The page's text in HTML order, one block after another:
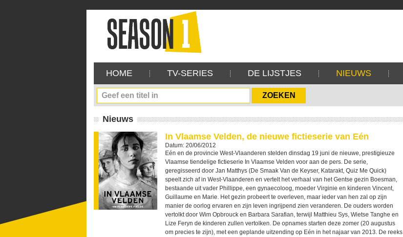
HOME TV-SERIES DE LIJSTJES NIEUWS
Nieuws
In Vlaamse Velden, de nieuwe fictieserie van Eén
Datum: 20/06/2012
Eén en de provincie West-Vlaanderen stelden dinsdag 19 juni de nieuwe, prestigieuze
Vlaamse tiendelige fictieserie In Vlaamse Velden voor aan de pers. De serie,
geregisseerd door Jan Matthys (De Smaak Van de Keyser, Katarakt, Quiz Me Quick)
speelt zich af in West-Vlaanderen en vertelt het verhaal van het Gentse gezin Boesman,
bestaande uit vader Phillippe, een gynaecoloog, moeder Virginie en kinderen Vincent,
Guillaume en Marie. Het gezin probeert te overleven, maar ieder van hen zal op zijn
manier de oorlog ervaren en zijn leven ingrijpend zien veranderen. De ouders worden
vertolkt door Wim Opbrouck en Barbara Sarafian, terwijl Matthieu Sys, Wietse Tanghe en
Lize Feryn de kinderen zullen vertolken. De opnames starten deze zomer (20 augustus
om precies te zijn), met een geplande uitzending op Eén in het najaar van 2013. De reeks